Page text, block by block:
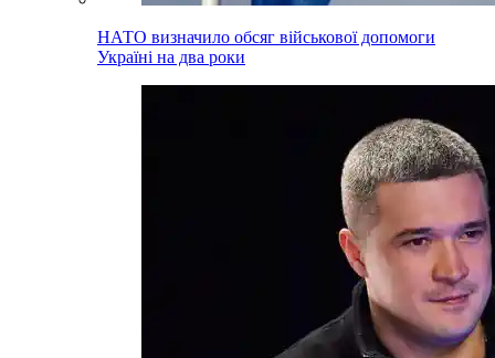
НАТО визначило обсяг військової допомоги
Україні на два роки